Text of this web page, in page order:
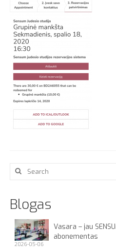
Registracija
Kainos
Kontaktai
Apie
Search
for:
Blogas
Vasara – jau
abonementas
2026-05-06